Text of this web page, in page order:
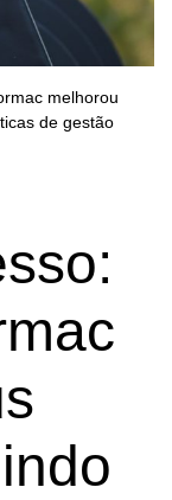
melhorou
de gestão